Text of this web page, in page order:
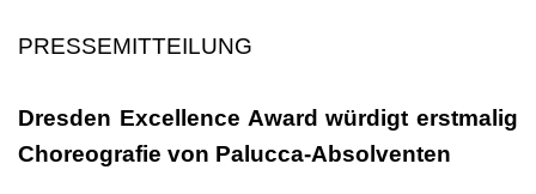
PRESSEMITTEILUNG
Dresden Excellence Award würdigt erstmalig
Choreografie von Palucca-Absolventen